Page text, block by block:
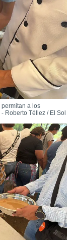
a los
Roberto Téllez / El Sol